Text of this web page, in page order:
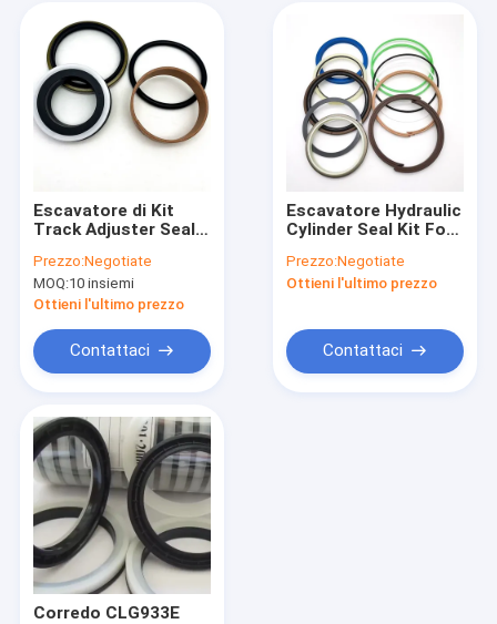
Prodotti
Video
Circa noi
Contattici
Notizie
Richieda una citazione
VR
Parti di ricambio Komatsu
Escavatore di Kit
Track Adjuster Seal
guarnizione del
regolatore a ena di
PC200-5 PC200-6
Prezzo:Negotiate
MOQ:10 insiemi
Ottieni l'ultimo prezzo
Contattaci
Escavatore Hydraulic
Cylinder Seal Kit For
della guarnizione del
cilindro dell'ASTA di
Prezzo:Negotiate
Ottieni l'ultimo prezzo
Contattaci
Corredo CLG933E